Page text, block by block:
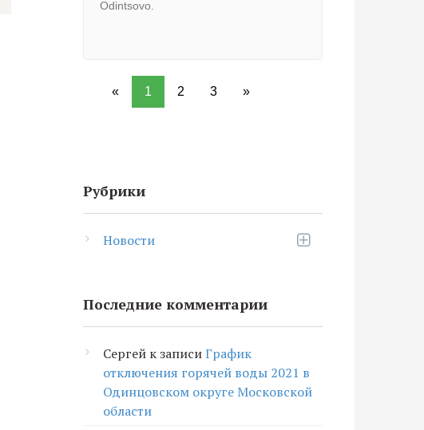
Odintsovo.
« 1 2 3 »
Рубрики
Новости
Последние комментарии
Сергей к записиГрафик
отключения горячей воды 2021 в
Одинцовском округе Московской
области